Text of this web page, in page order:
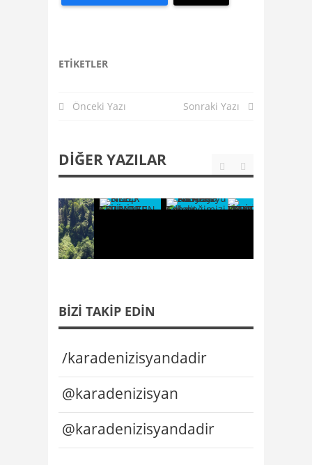
ETIKETLER
Önceki Yazı Sonraki Yazı
DIĞER YAZILAR
BIZI TAKIP EDIN
/karadenizisyandadir
@karadenizisyan
@karadenizisyandadir